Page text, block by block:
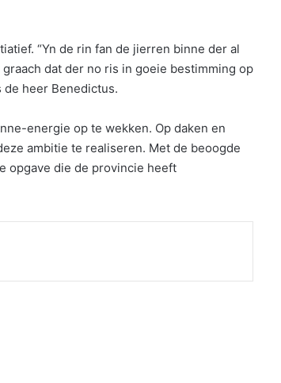
“Yn de rin fan de jierren binne der al
dat der no ris in goeie bestimming op
de heer Benedictus.
energie op te wekken. Op daken en
ambitie te realiseren. Met de beoogde
opgave die de provincie heeft